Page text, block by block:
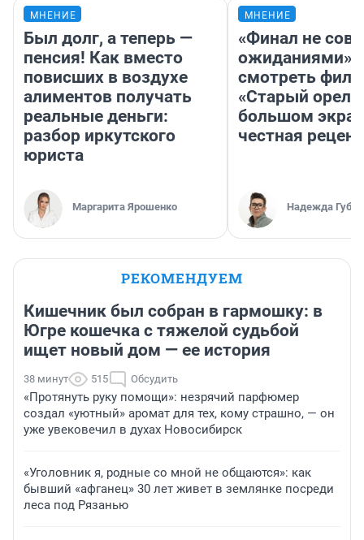
МНЕНИЕ
Был долг, а теперь —
пенсия! Как вместо
повисших в воздухе
алиментов получать
реальные деньги:
разбор иркутского
юриста
Маргарита Ярошенко
МНЕНИЕ
«Финал не
ожиданиями»:
смотреть
«Старый орел»
большом
честная
Надежда
РЕКОМЕНДУЕМ
Кишечник был собран в гармошку: в
Югре кошечка с тяжелой судьбой
ищет новый дом — ее история
38 минут 515 Обсудить
«Протянуть руку помощи»: незрячий парфюмер
создал «уютный» аромат для тех, кому страшно, — он
уже увековечил в духах Новосибирск
«Уголовник я, родные со мной не общаются»: как
бывший «афганец» 30 лет живет в землянке посреди
леса под Рязанью